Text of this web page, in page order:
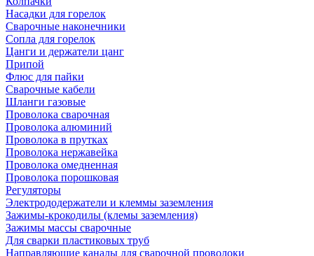
Насадки для горелок
Сварочные наконечники
Сопла для горелок
Цанги и держатели цанг
Припой
Флюс для пайки
Сварочные кабели
Шланги газовые
Проволока сварочная
Проволока алюминий
Проволока в прутках
Проволока нержавейка
Проволока омедненная
Проволока порошковая
Регуляторы
Электрододержатели и клеммы заземления
Зажимы-крокодилы (клемы заземления)
Зажимы массы сварочные
Для сварки пластиковых труб
Направляющие каналы для сварочной проволоки